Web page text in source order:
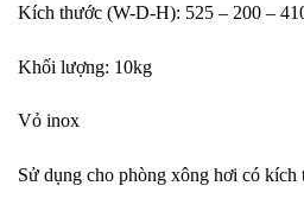
Kích thước (W-D-H): 525 – 200 –
Khối lượng: 10kg
Vỏ inox
Sử dụng cho phòng xông hơi có kích